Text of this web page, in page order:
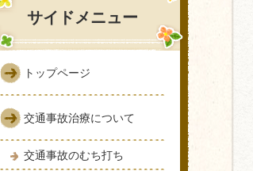
サイドメニュー
トップページ
交通事故治療について
交通事故のむち打ち